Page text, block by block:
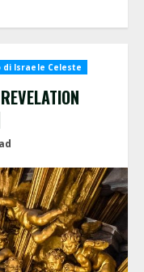
di Israele Celeste